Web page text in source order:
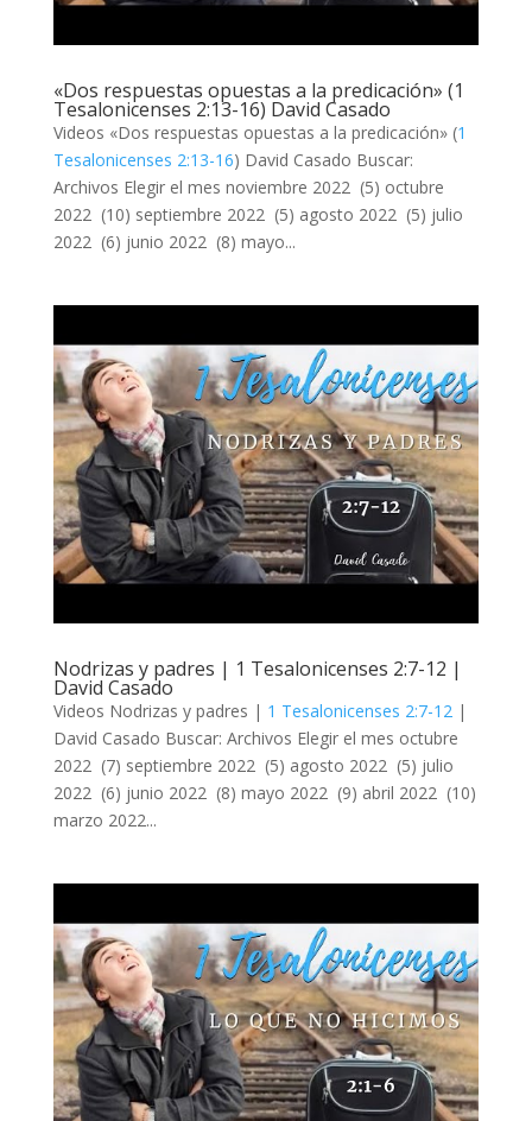
«Dos respuestas opuestas a la predicación» (1
Tesalonicenses 2:13-16) David Casado
Videos «Dos respuestas opuestas a la predicación» (1
Tesalonicenses 2:13-16) David Casado Buscar:
Archivos Elegir el mes noviembre 2022 (5) octubre
2022 (10) septiembre 2022 (5) agosto 2022 (5) julio
2022 (6) junio 2022 (8) mayo...
Nodrizas y padres | 1 Tesalonicenses 2:7-12 |
David Casado
Videos Nodrizas y padres | 1 Tesalonicenses 2:7-12|
David Casado Buscar: Archivos Elegir el mes octubre
2022 (7) septiembre 2022 (5) agosto 2022 (5) julio
2022 (6) junio 2022 (8) mayo 2022 (9) abril 2022 (10)
marzo 2022...